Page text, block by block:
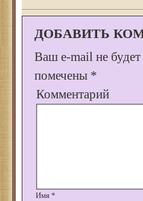
ДОБАВИТЬ
Ваш e-mail не будет
помечены *
Комментарий
Имя *